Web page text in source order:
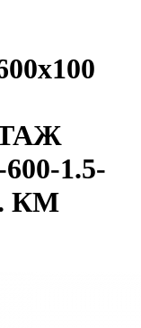
1.5-
КМ